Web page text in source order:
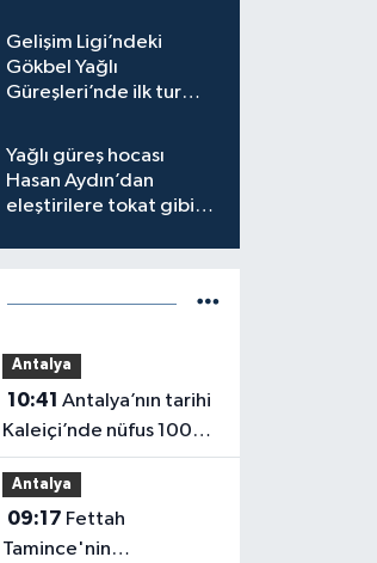
Gelişim Ligi’ndeki
Gökbel Yağlı
Güreşleri’nde ilk tur
Yağlı güreş hocası
Hasan Aydın’dan
eleştirilere tokat gibi
Antalya
10:41
Kaleiçi’nde nüfus 100
katına çıkıyor
Antalya
09:17
Tamince'nin